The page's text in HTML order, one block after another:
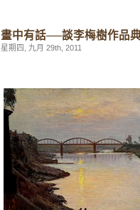
畫中有話──談李梅樹作品
星期四, 九月 29th, 2011